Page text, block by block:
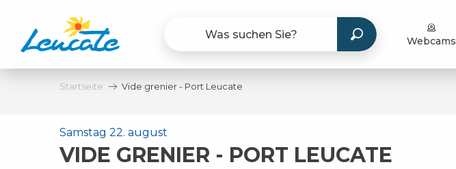
contenu
principal
Webcams
Startseite Vide grenier - Port Leucate
Samstag 22. august
VIDE GRENIER - PORT LEUCATE